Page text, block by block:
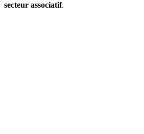
secteur associatif.